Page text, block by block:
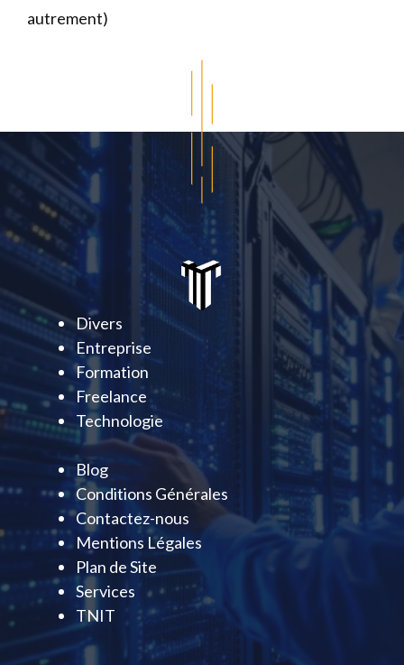
autrement)
Divers
Entreprise
Formation
Freelance
Technologie
Blog
Conditions Générales
Contactez-nous
Mentions Légales
Plan de Site
Services
TNIT